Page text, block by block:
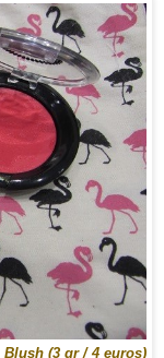
Blush (3 gr / 4 euros)